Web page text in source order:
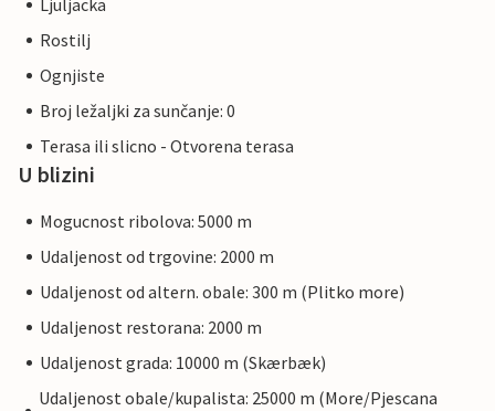
Ljuljacka
Rostilj
Ognjiste
Broj ležaljki za sunčanje: 0
Terasa ili slicno - Otvorena terasa
U blizini
Mogucnost ribolova: 5000 m
Udaljenost od trgovine: 2000 m
Udaljenost od altern. obale: 300 m (Plitko more)
Udaljenost restorana: 2000 m
Udaljenost grada: 10000 m (Skærbæk)
Udaljenost obale/kupalista: 25000 m (More/Pjescana